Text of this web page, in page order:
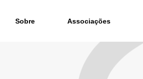
Sobre Associações